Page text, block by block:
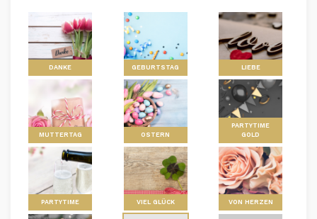
DANKE GEBURTSTAG LIEBE
MUTTERTAG OSTERN
PARTYTIME
GOLD
PARTYTIME VIEL GLÜCK VON HERZEN